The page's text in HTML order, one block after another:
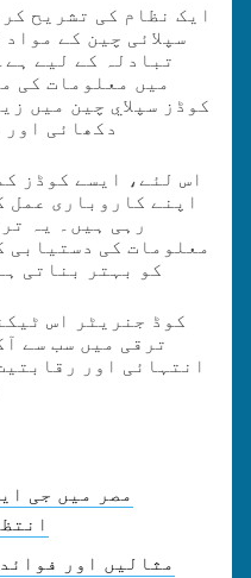
سپلائی چین کے
تبادلہ کے لیے
میں معلومات کی
دکھائی
اس لئے، ایسے کوڈز
اپنے کاروباری عمل
رہی ہیں۔ یہ
معلومات کی دستیابی
کو بہتر بناتی
ترقی میں سب سے
انتہائی اور
مثالیں اور